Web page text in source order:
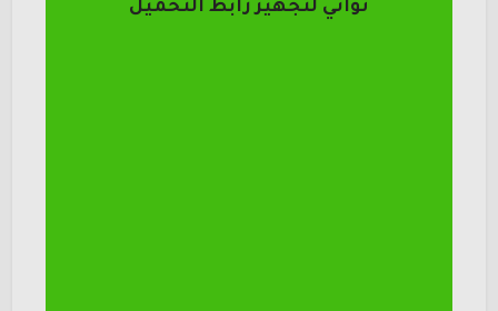
ثواني لتجهيز رابط التحميل